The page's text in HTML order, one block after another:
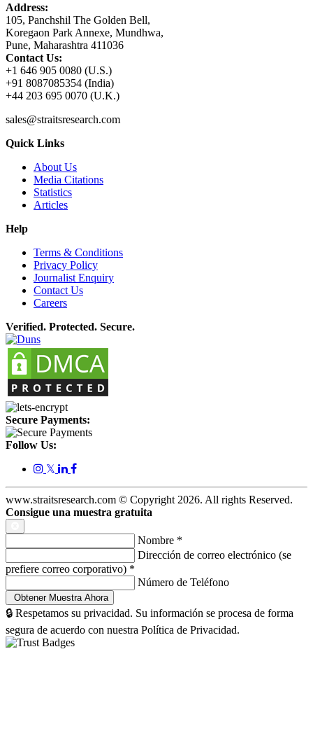
Address:
105, Panchshil The Golden Bell,
Koregaon Park Annexe, Mundhwa,
Pune, Maharashtra 411036
Contact Us:
+1 646 905 0080 (U.S.)
+91 8087085354 (India)
+44 203 695 0070 (U.K.)
sales@straitsresearch.com
Quick Links
About Us
Media Citations
Statistics
Articles
Help
Terms & Conditions
Privacy Policy
Journalist Enquiry
Contact Us
Careers
Verified. Protected. Secure.
Secure Payments:
Follow Us:
𝕏
www.straitsresearch.com © Copyright 2026. All rights Reserved.
Consigue una muestra gratuita
Nombre *
Dirección de correo electrónico (se
prefiere correo corporativo) *
Número de Teléfono
🔒 Respetamos su privacidad. Su información se procesa de forma
segura de acuerdo con nuestra Política de Privacidad.